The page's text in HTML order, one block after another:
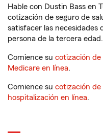
Hable con Dustin Bass en
cotización de seguro de
satisfacer las necesidades
persona de la tercera edad.
Comience su cotización
Medicare en línea.
Comience su cotización de
hospitalización en línea.